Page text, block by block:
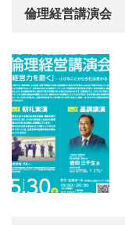
倫理経営講演会